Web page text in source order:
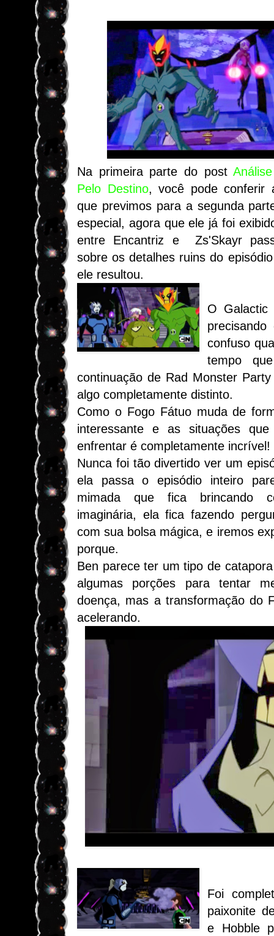
Na primeira parte do post
Pelo Destino, você pode conferir
que previmos para a segunda
especial, agora que ele já foi
entre Encantriz e Zs'Skayr
sobre os detalhes ruins do
ele resultou.
O Galactic
confuso
tempo
continuação de Rad Monster
algo completamente distinto.
Como o Fogo Fátuo muda de
interessante e as situações
enfrentar é completamente incrível!
Nunca foi tão divertido ver um
ela passa o episódio inteiro
mimada que fica brincando
imaginária, ela fica fazendo
com sua bolsa mágica, e iremos
porque.
Ben parece ter um tipo de
algumas porções para tentar
doença, mas a transformação do
acelerando.
Foi
paixonite
e Hobble